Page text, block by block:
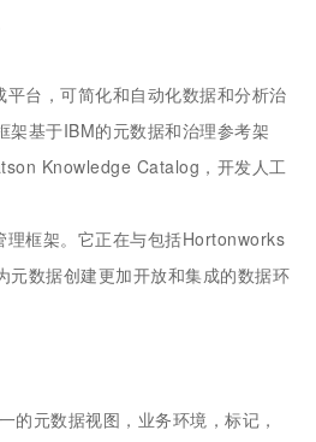
台，可简化和自动化数据和分析治
架基于IBM的元数据和治理参考架
Knowledge Catalog，开发人工
理框架。它正在与包括Hortonworks
元数据创建更加开放和集成的数据环
的元数据视图，业务环境，标记，